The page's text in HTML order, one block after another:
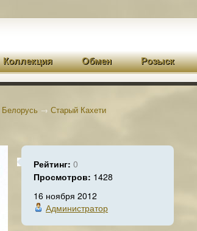
Коллекция Обмен Розыск
Белорусь → Старый Кахети
Рейтинг: 0
Просмотров: 1428
16 ноября 2012
Администратор